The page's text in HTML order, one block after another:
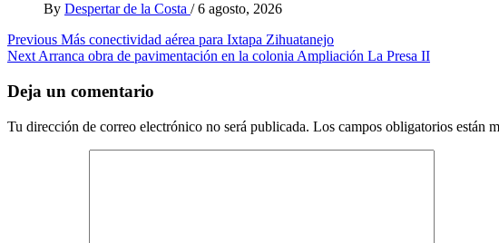
By Despertar de la Costa / 6 agosto, 2026
Post
navigation
Previous Más conectividad aérea para Ixtapa Zihuatanejo
Next Arranca obra de pavimentación en la colonia Ampliación La Presa II
Deja un comentario
Tu dirección de correo electrónico no será publicada. Los campos obligatorios están